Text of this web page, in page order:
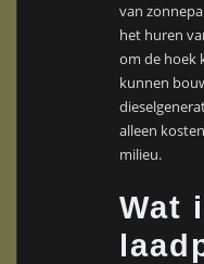
van
het huren
om de hoek
kunnen
alleen
milieu.
Wat